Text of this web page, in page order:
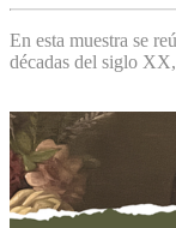
En esta muestra se
décadas del siglo